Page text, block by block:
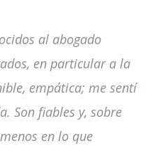
al abogado
en particular a la
empática; me sentí
Son fiables y, sobre
en lo que